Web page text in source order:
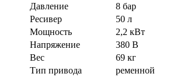
Давление
8 бар
Ресивер
50 л
Мощность
2,2 кВт
Напряжение
380 В
Вес
69 кг
Тип привода
ременной